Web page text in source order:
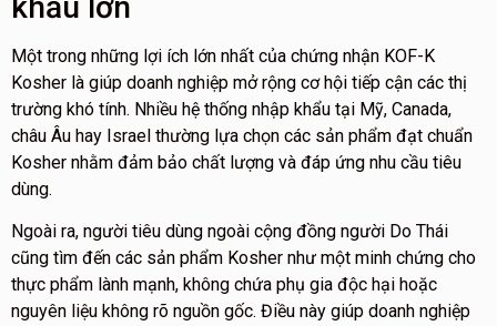
Một trong những lợi ích lớn nhất của chứng nhận KOF-K
Kosher là giúp doanh nghiệp mở rộng cơ hội tiếp cận các thị
trường khó tính. Nhiều hệ thống nhập khẩu tại Mỹ, Canada,
châu Âu hay Israel thường lựa chọn các sản phẩm đạt chuẩn
Kosher nhằm đảm bảo chất lượng và đáp ứng nhu cầu tiêu
dùng.
Ngoài ra, người tiêu dùng ngoài cộng đồng người Do Thái
cũng tìm đến các sản phẩm Kosher như một minh chứng cho
thực phẩm lành mạnh, không chứa phụ gia độc hại hoặc
nguyên liệu không rõ nguồn gốc. Điều này giúp doanh nghiệp